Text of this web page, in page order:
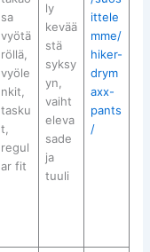
sa
vyötä
röllä,
vyöle
nkit,
tasku
t,
regul
ar fit
ly
kevää
stä
syksy
yn,
vaiht
eleva
sade
ja
tuuli
ittele
mme/
hiker-
drym
axx-
pants
/